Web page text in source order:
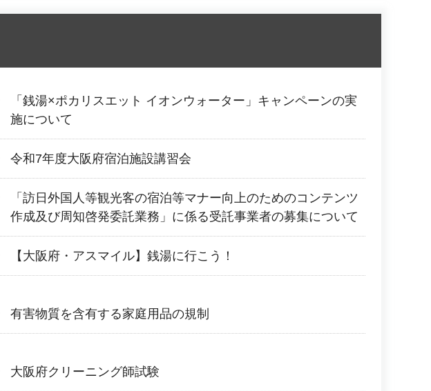
「銭湯×ポカリスエット イオンウォーター」キャンペーンの実
施について
令和7年度大阪府宿泊施設講習会
「訪日外国人等観光客の宿泊等マナー向上のためのコンテンツ
作成及び周知啓発委託業務」に係る受託事業者の募集について
【大阪府・アスマイル】銭湯に行こう！
有害物質を含有する家庭用品の規制
大阪府クリーニング師試験